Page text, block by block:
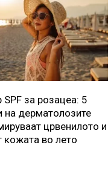
SPF за розацеа: 5
на дерматолозите
црвенилото и
кожата во лето